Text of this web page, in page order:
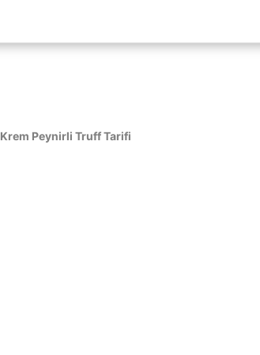
Krem Peynirli Truff Tarifi